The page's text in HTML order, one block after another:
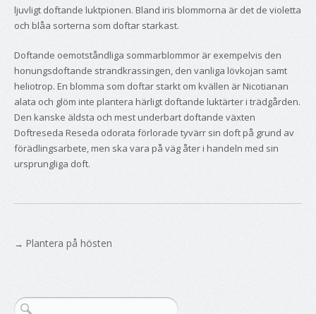
ljuvligt doftande luktpionen. Bland iris blommorna är det de violetta
och blåa sorterna som doftar starkast.
Doftande oemotståndliga sommarblommor är exempelvis den
honungsdoftande strandkrassingen, den vanliga lövkojan samt
heliotrop. En blomma som doftar starkt om kvällen är Nicotianan
alata och glöm inte plantera härligt doftande luktärter i trädgården.
Den kanske äldsta och mest underbart doftande växten
Doftreseda Reseda odorata förlorade tyvärr sin doft på grund av
förädlingsarbete, men ska vara på väg åter i handeln med sin
ursprungliga doft.
→ Plantera på hösten